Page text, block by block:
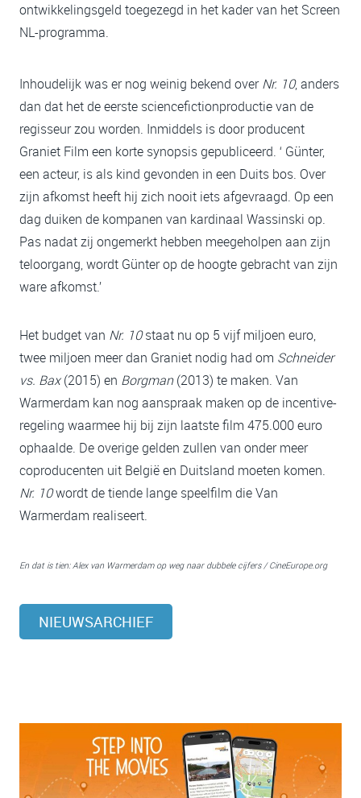
ontwikkelingsgeld toegezegd in het kader van het Screen
NL-programma.
Inhoudelijk was er nog weinig bekend overNr. 10, anders
dan dat het de eerste sciencefictionproductie van de
regisseur zou worden. Inmiddels is door producent
Graniet Film een korte synopsis gepubliceerd. ‘ Günter,
een acteur, is als kind gevonden in een Duits bos. Over
zijn afkomst heeft hij zich nooit iets afgevraagd. Op een
dag duiken de kompanen van kardinaal Wassinski op.
Pas nadat zij ongemerkt hebben meegeholpen aan zijn
teloorgang, wordt Günter op de hoogte gebracht van zijn
ware afkomst.’
Het budget van Nr. 10staat nu op 5 vijf miljoen euro,
twee miljoen meer dan Graniet nodig had om Schneider
vs. Bax(2015) en Borgman(2013) te maken. Van
Warmerdam kan nog aanspraak maken op de incentive-
regeling waarmee hij bij zijn laatste film 475.000 euro
ophaalde. De overige gelden zullen van onder meer
coproducenten uit België en Duitsland moeten komen.
Nr. 10wordt de tiende lange speelfilm die Van
Warmerdam realiseert.
En dat is tien: Alex van Warmerdam op weg naar dubbele cijfers / CineEurope.org
NIEUWSARCHIEF